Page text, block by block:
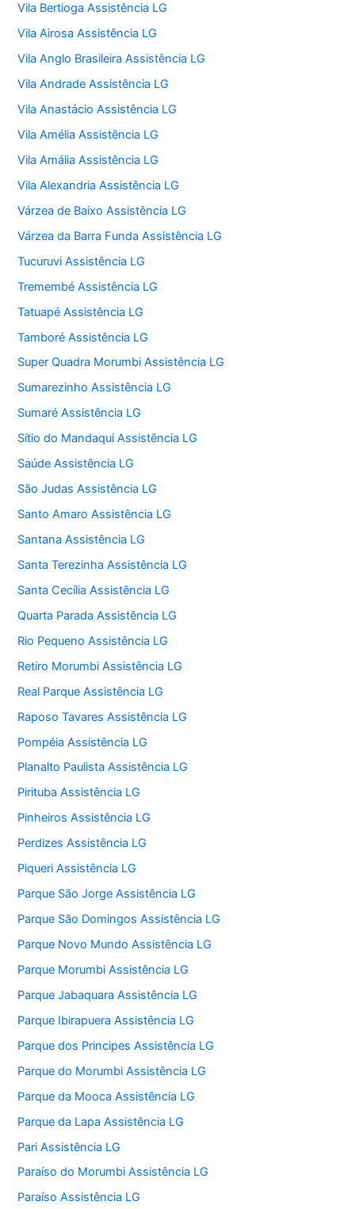
Vila Bertioga Assistência LG
Vila Airosa Assistência LG
Vila Anglo Brasileira Assistência LG
Vila Andrade Assistência LG
Vila Anastácio Assistência LG
Vila Amélia Assistência LG
Vila Amália Assistência LG
Vila Alexandria Assistência LG
Várzea de Baixo Assistência LG
Várzea da Barra Funda Assistência LG
Tucuruvi Assistência LG
Tremembé Assistência LG
Tatuapé Assistência LG
Tamboré Assistência LG
Super Quadra Morumbi Assistência LG
Sumarezinho Assistência LG
Sumaré Assistência LG
Sítio do Mandaqui Assistência LG
Saúde Assistência LG
São Judas Assistência LG
Santo Amaro Assistência LG
Santana Assistência LG
Santa Terezinha Assistência LG
Santa Cecília Assistência LG
Quarta Parada Assistência LG
Rio Pequeno Assistência LG
Retiro Morumbi Assistência LG
Real Parque Assistência LG
Raposo Tavares Assistência LG
Pompéia Assistência LG
Planalto Paulista Assistência LG
Pirituba Assistência LG
Pinheiros Assistência LG
Perdizes Assistência LG
Piqueri Assistência LG
Parque São Jorge Assistência LG
Parque São Domingos Assistência LG
Parque Novo Mundo Assistência LG
Parque Morumbi Assistência LG
Parque Jabaquara Assistência LG
Parque Ibirapuera Assistência LG
Parque dos Principes Assistência LG
Parque do Morumbi Assistência LG
Parque da Mooca Assistência LG
Parque da Lapa Assistência LG
Pari Assistência LG
Paraíso do Morumbi Assistência LG
Paraíso Assistência LG